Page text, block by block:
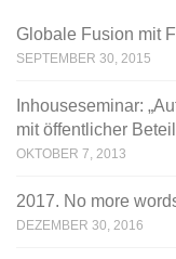
Globale Fusion mit
SEPTEMBER 30, 2015
Inhouseseminar:
mit öffentlicher
OKTOBER 7, 2013
2017. No more
DEZEMBER 30, 2016